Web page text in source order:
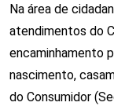
Na área de
atendimentos do
encaminhamento
nascimento,
do Consumidor